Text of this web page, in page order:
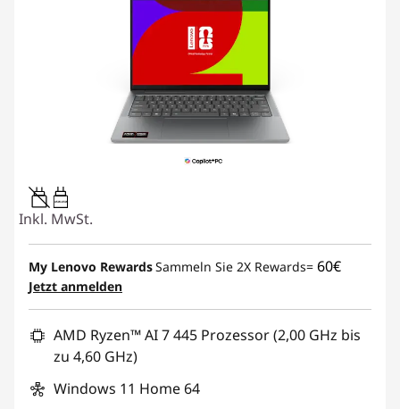
45W-65W
Inkl. MwSt.
My Lenovo RewardsSammeln Sie 2X Rewards= 60€
Jetzt anmelden
AMD Ryzen™ AI 7 445 Prozessor (2,00 GHz bis
zu 4,60 GHz)
Windows 11 Home 64